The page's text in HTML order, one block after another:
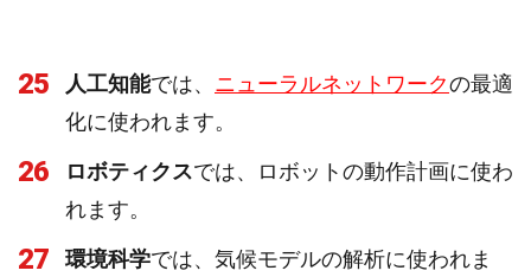
25 人工知能では、 ニューラルネットワークの最適
化に使われます。
26 ロボティクスでは、ロボットの動作計画に使わ
れます。
27 環境科学では、気候モデルの解析に使われま